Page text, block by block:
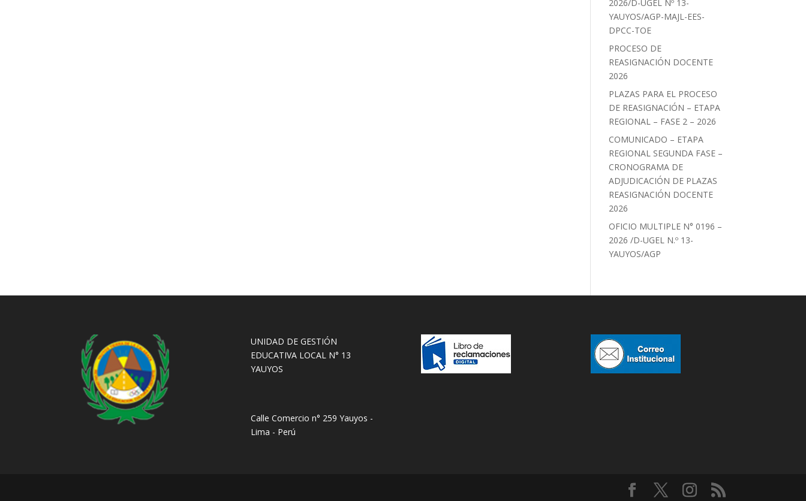
2026/D-UGEL Nº 13-
YAUYOS/AGP-MAJL-EES-
DPCC-TOE
PROCESO DE
REASIGNACIÓN DOCENTE
2026
PLAZAS PARA EL PROCESO
DE REASIGNACIÓN – ETAPA
REGIONAL – FASE 2 – 2026
COMUNICADO – ETAPA
REGIONAL SEGUNDA FASE –
CRONOGRAMA DE
ADJUDICACIÓN DE PLAZAS
REASIGNACIÓN DOCENTE
2026
OFICIO MULTIPLE N° 0196 –
2026 /D-UGEL N.º 13-
YAUYOS/AGP
UNIDAD DE GESTIÓN
EDUCATIVA LOCAL N° 13
YAUYOS
Calle Comercio n° 259 Yauyos -
Lima - Perú